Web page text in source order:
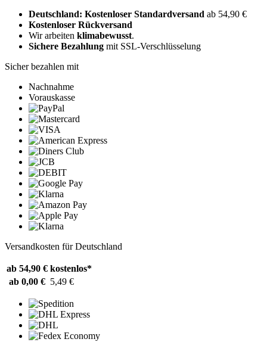
Deutschland: Kostenloser Standardversand ab 54,90 €
Kostenloser Rückversand
Wir arbeiten klimabewusst.
Sichere Bezahlung mit SSL-Verschlüsselung
Sicher bezahlen mit
Nachnahme
Vorauskasse
Versandkosten für Deutschland
ab 54,90 € kostenlos*
ab 0,00 € 5,49 €